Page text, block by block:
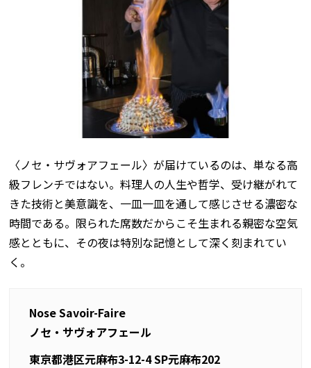
〈ノセ・サヴォアフェール〉が届けているのは、単なる高
級フレンチではない。料理人の人生や哲学、受け継がれて
きた技術と美意識を、一皿一皿を通して感じさせる濃密な
時間である。限られた席数だからこそ生まれる親密な空気
感とともに、その夜は特別な記憶として深く刻まれてい
く。
Nose Savoir-Faire
ノセ・サヴォアフェール
東京都港区元麻布3-12-4 SP元麻布202